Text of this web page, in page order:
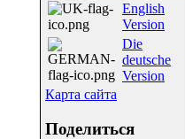
English
Version
Die
deutsche
Version
Карта сайта
Поделиться